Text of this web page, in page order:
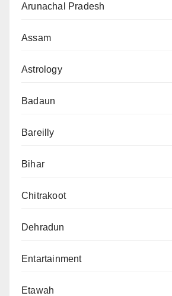
Arunachal Pradesh
Assam
Astrology
Badaun
Bareilly
Bihar
Chitrakoot
Dehradun
Entartainment
Etawah